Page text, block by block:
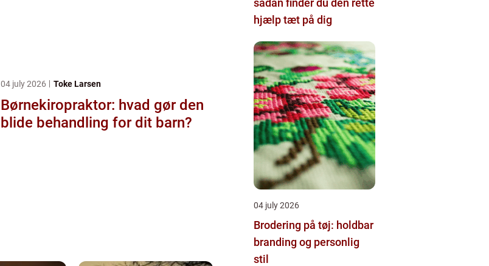
04 july 2026 Toke Larsen
Børnekiropraktor: hvad gør den
blide behandling for dit barn?
sådan finder du den rette
hjælp tæt på dig
04 july 2026
Brodering på tøj: holdbar
branding og personlig
stil